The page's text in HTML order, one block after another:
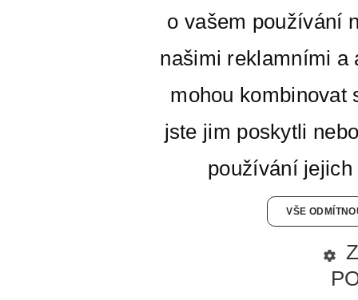
o vašem používání
našimi reklamními a
mohou kombinovat
jste jim poskytli
používání
VŠE